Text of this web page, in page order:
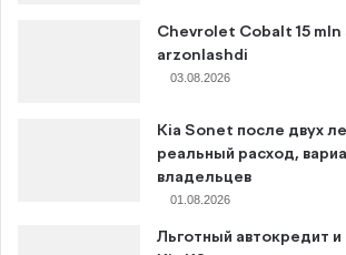
Chevrolet Cobalt 15 mln
arzonlashdi
03.08.2026
Kia Sonet после двух
реальный расход,
владельцев
01.08.2026
Льготный автокредит и